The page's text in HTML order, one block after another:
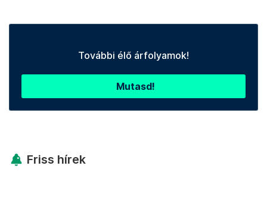
További élő árfolyamok!
Mutasd!
Friss hírek